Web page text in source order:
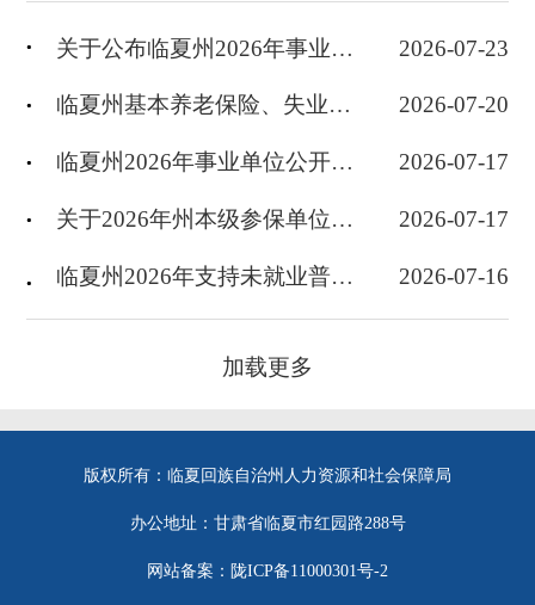
关于公布临夏州2026年事业单位公开招聘笔试成绩的通知 2026-07-23
临夏州基本养老保险、失业保险和工伤保险基金信息披露公告 2026-07-20
临夏州2026年事业单位公开招聘笔试有关事宜特别提示 2026-07-17
关于2026年州本级参保单位工伤保险费率浮动情况的公告 2026-07-17
临夏州2026年支持未就业普通高校毕业生到基层就业项目公告 2026-07-16
加载更多
版权所有：临夏回族自治州人力资源和社会保障局
办公地址：甘肃省临夏市红园路288号
网站备案：陇ICP备11000301号-2